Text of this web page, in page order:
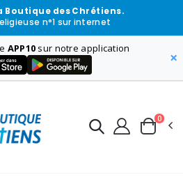
Boutique des Chrétiens.
n°1 sur internet
APP10 sur notre application
×
0